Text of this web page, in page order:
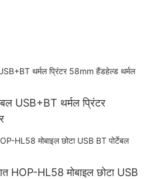
USB+BT थर्मल प्रिंटर
HOP-HL58 मोबाइल छोटा USB